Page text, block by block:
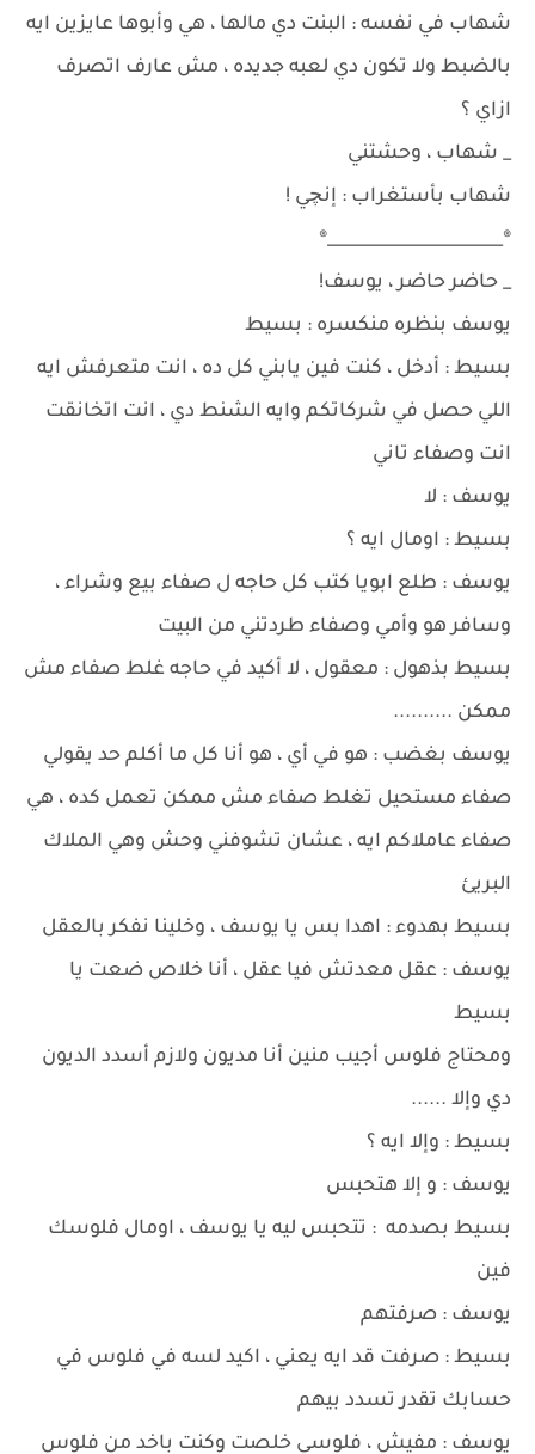
شهاب في نفسه : البنت دي مالها ، هي وأبوها عايزين ايه
بالضبط ولا تكون دي لعبه جديده ، مش عارف اتصرف
ازاي ؟
_ شهاب ، وحشتني
شهاب بأستغراب : إنچي !
®_____________________®
_ حاضر حاضر ، يوسف!
يوسف بنظره منكسره : بسيط
بسيط : أدخل ، كنت فين يابني كل ده ، انت متعرفش ايه
اللي حصل في شركاتكم وايه الشنط دي ، انت اتخانقت
انت وصفاء تاني
يوسف : لا
بسيط : اومال ايه ؟
يوسف : طلع ابويا كتب كل حاجه ل صفاء بيع وشراء ،
وسافر هو وأمي وصفاء طردتني من البيت
بسيط بذهول : معقول ، لا أكيد في حاجه غلط صفاء مش
ممكن ..........
يوسف بغضب : هو في أي ، هو أنا كل ما أكلم حد يقولي
صفاء مستحيل تغلط صفاء مش ممكن تعمل كده ، هي
صفاء عاملاكم ايه ، عشان تشوفني وحش وهي الملاك
البريئ
بسيط بهدوء : اهدا بس يا يوسف ، وخلينا نفكر بالعقل
يوسف : عقل معدتش فيا عقل ، أنا خلاص ضعت يا
بسيط
ومحتاج فلوس أجيب منين أنا مديون ولازم أسدد الديون
دي وإلا ......
بسيط : وإلا ايه ؟
يوسف : و إلا هتحبس
بسيط بصدمه : تتحبس ليه يا يوسف ، اومال فلوسك
فين
يوسف : صرفتهم
بسيط : صرفت قد ايه يعني ، اكيد لسه في فلوس في
حسابك تقدر تسدد بيهم
يوسف : مفيش ، فلوسي خلصت وكنت باخد من فلوس